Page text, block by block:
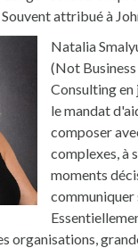
attribué à
Natalia
(Not
Consulting en
le mandat
composer
complexes, à
moments
communiquer
organisations,